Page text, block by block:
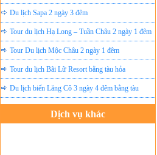
Du lịch Sapa 2 ngày 3 đêm
Tour du lịch Hạ Long – Tuần Châu 2 ngày 1 đêm
Tour Du lịch Mộc Châu 2 ngày 1 đêm
Tour du lịch Bãi Lữ Resort bằng tàu hỏa
Du lịch biển Lăng Cô 3 ngày 4 đêm bằng tàu
Dịch vụ khác